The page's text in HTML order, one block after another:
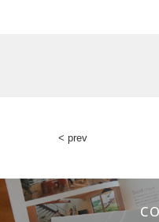
< prev